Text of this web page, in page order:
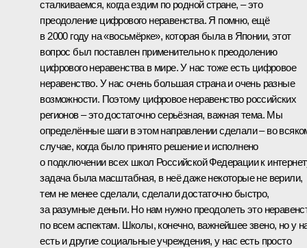
сталкиваемся, когда ездим по родной стране, – это
преодоление цифрового неравенства. Я помню, ещё
в 2000 году на «восьмёрке», которая была в Японии, этот
вопрос был поставлен применительно к преодолению
цифрового неравенства в мире. У нас тоже есть цифровое
неравенство. У нас очень большая страна и очень разные
возможности. Поэтому цифровое неравенство российских
регионов – это достаточно серьёзная, важная тема. Мы
определённые шаги в этом направлении сделали – во
случае, когда было принято решение и исполнено
о подключении всех школ Российской Федерации к
задача была масштабная, в неё даже некоторые не верили,
тем не менее сделали, сделали достаточно быстро,
за разумные деньги. Но нам нужно преодолеть это
по всем аспектам. Школы, конечно, важнейшее звено, но у
есть и другие социальные учреждения, у нас есть просто